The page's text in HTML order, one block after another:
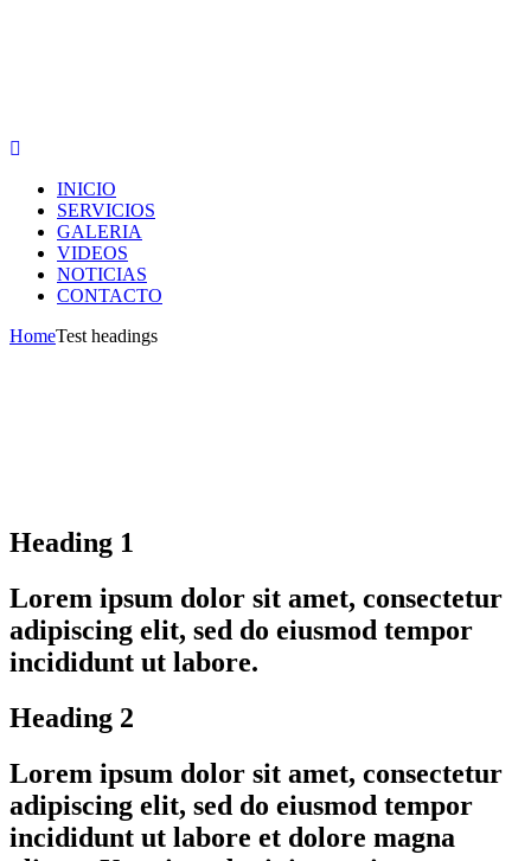
INICIO
SERVICIOS
GALERIA
VIDEOS
NOTICIAS
CONTACTO
HomeTest headings
Heading 1
Lorem ipsum dolor sit amet, consectetur
adipiscing elit, sed do eiusmod tempor
incididunt ut labore.
Heading 2
Lorem ipsum dolor sit amet, consectetur
adipiscing elit, sed do eiusmod tempor
incididunt ut labore et dolore magna